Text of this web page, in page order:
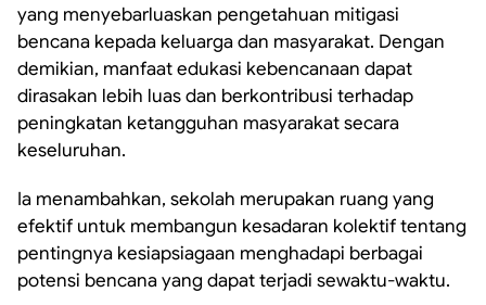
yang menyebarluaskan pengetahuan mitigasi
bencana kepada keluarga dan masyarakat. Dengan
demikian, manfaat edukasi kebencanaan dapat
dirasakan lebih luas dan berkontribusi terhadap
peningkatan ketangguhan masyarakat secara
keseluruhan.
Ia menambahkan, sekolah merupakan ruang yang
efektif untuk membangun kesadaran kolektif tentang
pentingnya kesiapsiagaan menghadapi berbagai
potensi bencana yang dapat terjadi sewaktu-waktu.